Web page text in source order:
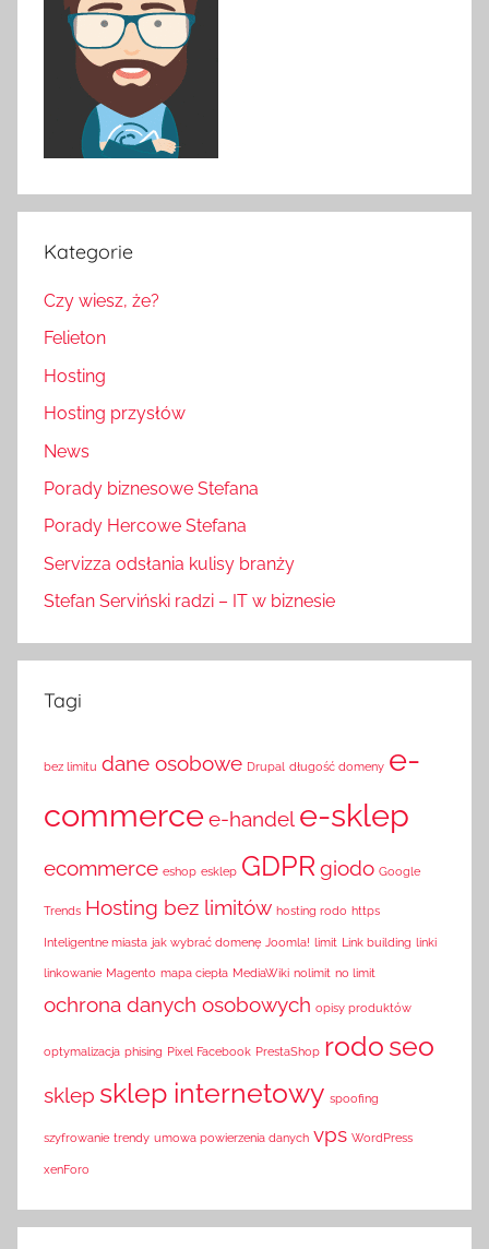
Kategorie
Czy wiesz, że?
Felieton
Hosting
Hosting przysłów
News
Porady biznesowe Stefana
Porady Hercowe Stefana
Servizza odsłania kulisy branży
Stefan Serviński radzi – IT w biznesie
Tagi
bez limitu dane osobowe Drupal długość domeny e-
commercee-handel e-sklep
ecommerce eshop esklep GDPRgiodo Google
Trends Hosting bez limitów hosting rodo https
Inteligentne miasta jak wybrać domenę Joomla! limit Link building linki
linkowanie Magento mapa ciepła MediaWiki nolimit no limit
ochrona danych osobowych opisy produktów
optymalizacja phising Pixel Facebook PrestaShop rodo seo
sklep sklep internetowy spoofing
szyfrowanie trendy umowa powierzenia danych vps WordPress
xenForo